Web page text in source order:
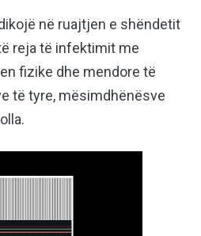
në ruajtjen e shëndetit
reja të infektimit me
fizike dhe mendore të
të tyre, mësimdhënësve